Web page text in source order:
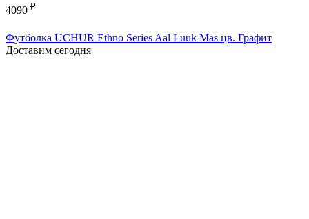
4090 ₽
Футболка UCHUR Ethno Series Aal Luuk Mas цв. Графит
Доставим сегодня